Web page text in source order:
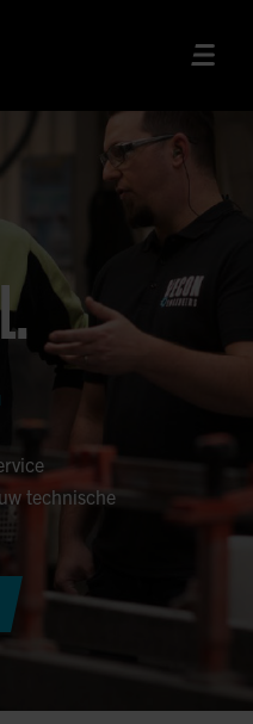
technische